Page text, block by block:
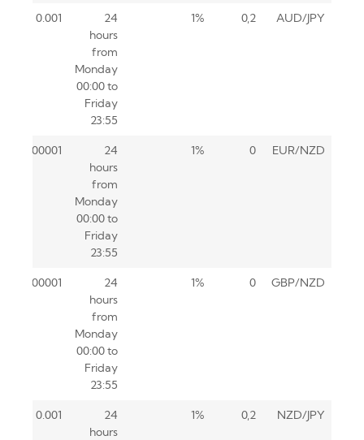
AUD/JPY
0,2
1%
24
hours
from
Monday
00:00 to
Friday
23:55
0.001
EUR/NZD
0
1%
24
hours
from
Monday
00:00 to
Friday
23:55
0.00001
GBP/NZD
0
1%
24
hours
from
Monday
00:00 to
Friday
23:55
0.00001
NZD/JPY
0,2
1%
24
hours
0.001